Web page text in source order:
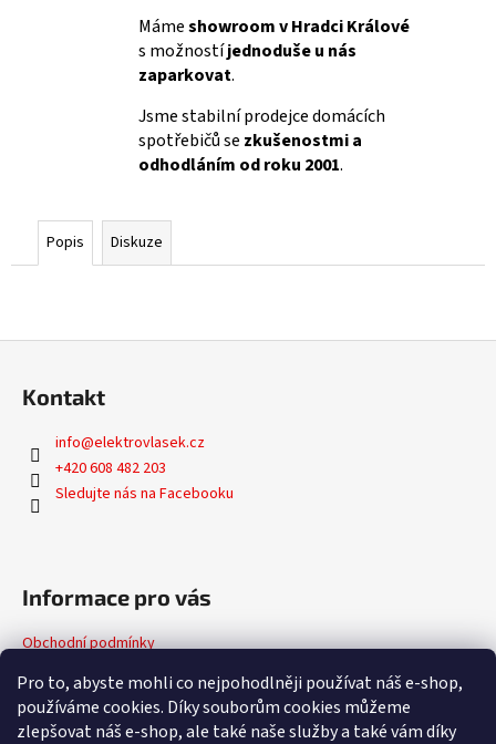
Pro to, abyste mohli co nejpohodlněji používat náš e-shop,
používáme cookies. Díky souborům cookies můžeme
zlepšovat náš e-shop, ale také naše služby a také vám díky
Mámeshowroom v Hradci Králové
s možnostíjednoduše u nás
zaparkovat.
Jsme stabilní prodejce domácích
spotřebičů se zkušenostmi a
odhodláním od roku 2001.
Popis Diskuze
Kontakt
info@elektrovlasek.cz
+420 608 482 203
Sledujte nás na Facebooku
Informace pro vás
Obchodní podmínky